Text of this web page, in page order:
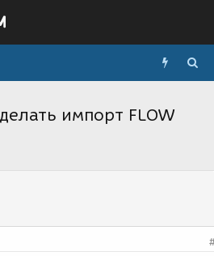
импорт FLOW